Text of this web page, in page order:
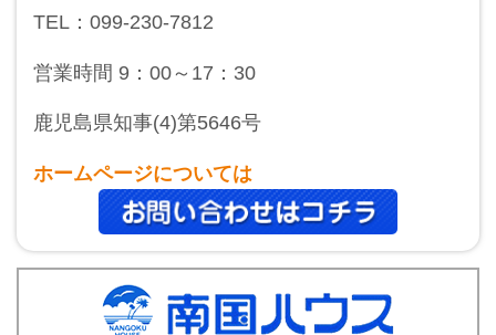
TEL：099-230-7812
営業時間 9：00～17：30
鹿児島県知事(4)第5646号
ホームページについては